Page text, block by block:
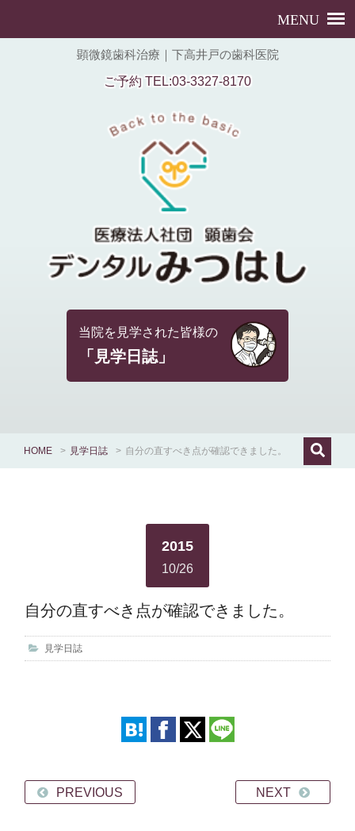
顕微鏡歯科治療｜下高井戸の歯科医院
ご予約 TEL:03-3327-8170
当院を見学された皆様の
「見学日誌」
HOME > 見学日誌 > 自分の直すべき点が確認できました。
2015
10/26
自分の直すべき点が確認できました。
見学日誌
PREVIOUS NEXT